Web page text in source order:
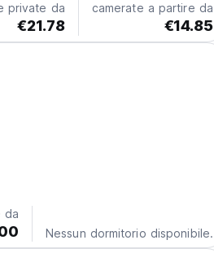
private da
€21.78
camerate a partire da
€14.85
da
Nessun dormitorio disponibile.